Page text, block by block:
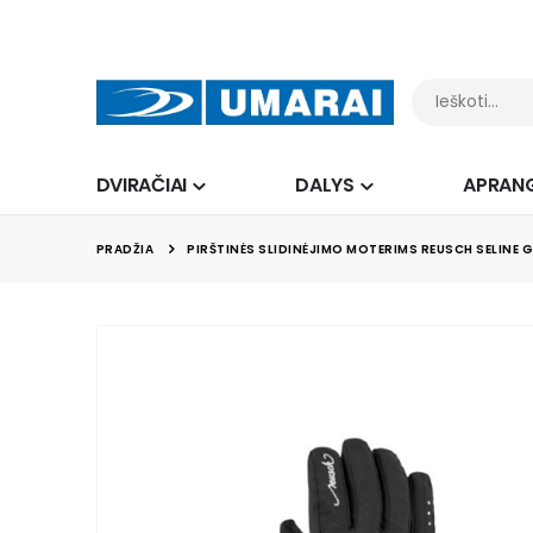
DVIRAČIAI DALYS
PRADŽIA PIRŠTINĖS SLIDINĖJIMO MOTERIMS REUSCH SELINE